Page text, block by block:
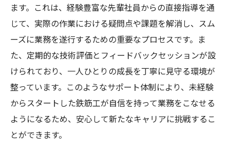
ます。これは、経験豊富な先輩社員からの直接指導を通
じて、実際の作業における疑問点や課題を解消し、スム
ーズに業務を遂行するための重要なプロセスです。ま
た、定期的な技術評価とフィードバックセッションが設
けられており、一人ひとりの成長を丁寧に見守る環境が
整っています。このようなサポート体制により、未経験
からスタートした鉄筋工が自信を持って業務をこなせる
ようになるため、安心して新たなキャリアに挑戦するこ
とができます。